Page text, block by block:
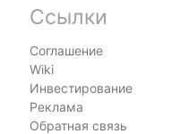
Ссылки
Соглашение
Wiki
Инвестирование
Реклама
Обратная связь